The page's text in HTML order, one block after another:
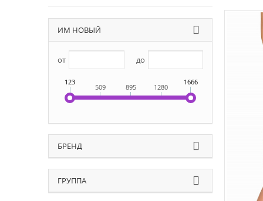
ИМ НОВЫЙ
от до
123
509 895 1280
1666
БРЕНД
ГРУППА